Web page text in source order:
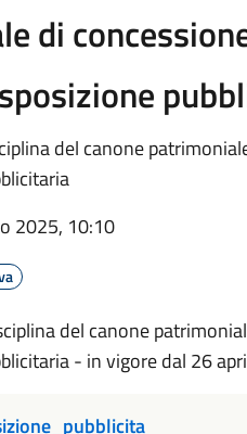
di
del canone
2025, 10:10
del canone
- in vigore dal 26